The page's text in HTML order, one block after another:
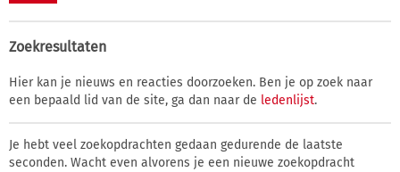
Zoekresultaten
Hier kan je nieuws en reacties doorzoeken. Ben je op zoek naar
een bepaald lid van de site, ga dan naar de ledenlijst.
Je hebt veel zoekopdrachten gedaan gedurende de laatste
seconden. Wacht even alvorens je een nieuwe zoekopdracht